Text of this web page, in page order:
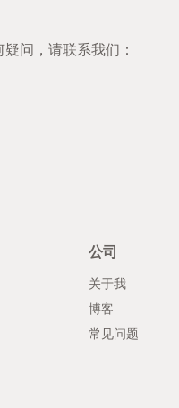
问，请联系我们：
公司
关于我
博客
常见问题